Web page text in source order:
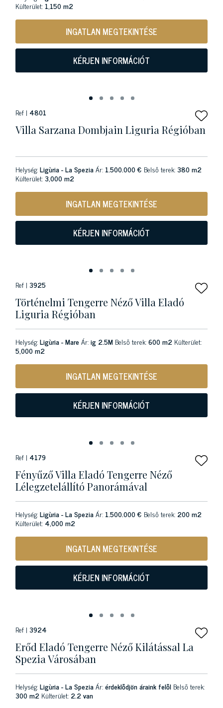
Külterület: 1,150 m2
INGATLAN MEGTEKINTÉSE
KÉRJEN INFORMÁCIÓT
Ref | 4801
Villa Sarzana Dombjain Liguria Régióban
Helység:Ligùria - La SpeziaÁr: 1.500.000 € Belső terek:380 m2
Külterület:3,000 m2
INGATLAN MEGTEKINTÉSE
KÉRJEN INFORMÁCIÓT
Ref | 3925
Történelmi Tengerre Néző Villa Eladó
Liguria Régióban
Helység:Ligùria - MareÁr:ig 2.5M Belső terek:600 m2 Külterület:
5,000 m2
INGATLAN MEGTEKINTÉSE
KÉRJEN INFORMÁCIÓT
Ref | 4179
Fényűző Villa Eladó Tengerre Néző
Lélegzetelállító Panorámával
Helység:Ligùria - La SpeziaÁr: 1.500.000 € Belső terek: 200 m2
Külterület: 4,000 m2
INGATLAN MEGTEKINTÉSE
KÉRJEN INFORMÁCIÓT
Ref | 3924
Erőd Eladó Tengerre Néző Kilátással La
Spezia Városában
Helység:Ligùria - La SpeziaÁr:érdeklődjön áraink felől Belső terek:
300 m2 Külterület: 2.2 van